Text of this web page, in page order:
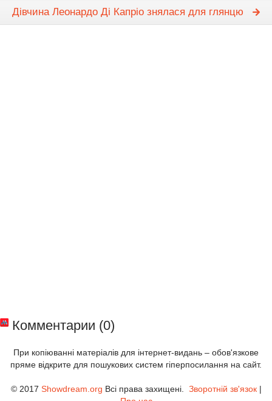
Дівчина Леонардо Ді Капріо знялася для глянцю
Комментарии (0)
При копіюванні матеріалів для інтернет-видань – обов'язкове
пряме відкрите для пошукових систем гіперпосилання на сайт.
© 2017 Showdream.org Всі права захищені. Зворотній зв'язок|